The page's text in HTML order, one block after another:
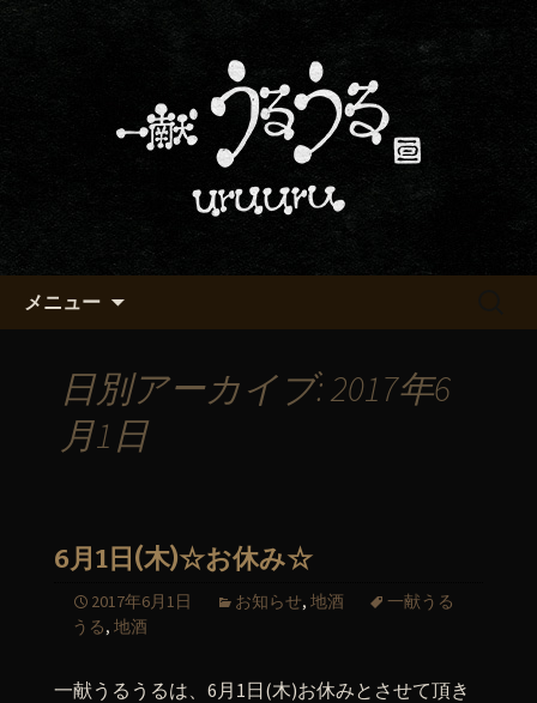
京都・五条でおいしい地酒が飲
める「一献うるうる」のブロ
京都・五条烏丸の町屋居酒屋「一献う
るうる」からのお知らせ
メニュー
日別アーカイブ: 2017年6
月1日
6月1日(木)☆お休み☆
2017年6月1日 お知らせ, 地酒
一献うる
うる, 地酒
一献うるうるは、6月1日(木)お休みとさせて頂き